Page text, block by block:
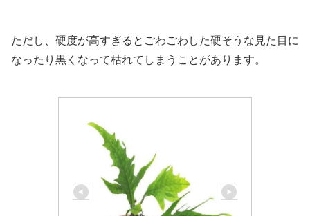
ただし、硬度が高すぎるとごわごわした硬そうな見た目に
なったり黒くなって枯れてしまうことがあります。